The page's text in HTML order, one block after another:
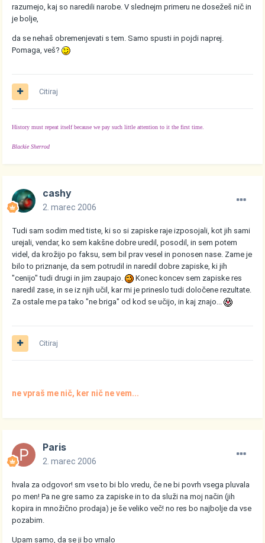
razumejo, kaj so naredili narobe. V slednejm primeru ne dosežeš nič in
je bolje,
da se nehaš obremenjevati s tem. Samo spusti in pojdi naprej.
Pomaga, veš?
Citiraj
History must repeat itself because we pay such little attention to it the first time.
Blackie Sherrod
cashy
2. marec 2006
Tudi sam sodim med tiste, ki so si zapiske raje izposojali, kot jih sami
urejali, vendar, ko sem kakšne dobre uredil, posodil, in sem potem
videl, da krožijo po faksu, sem bil prav vesel in ponosen nase. Zame je
bilo to priznanje, da sem potrudil in naredil dobre zapiske, ki jih
"cenijo" tudi drugi in jim zaupajo.
Konec koncev sem zapiske res
naredil zase, in se iz njih učil, kar mi je prineslo tudi določene rezultate.
Za ostale me pa tako "ne briga" od kod se učijo, in kaj znajo...
Citiraj
ne vpraš me nič, ker nič ne vem...
Paris
2. marec 2006
hvala za odgovor! sm vse to bi blo vredu, če ne bi povrh vsega pluvala
po men! Pa ne gre samo za zapiske in to da služi na moj način (jih
kopira in množično prodaja) je še veliko več! no res bo najbolje da vse
pozabim.
Upam samo, da se ji bo vrnalo